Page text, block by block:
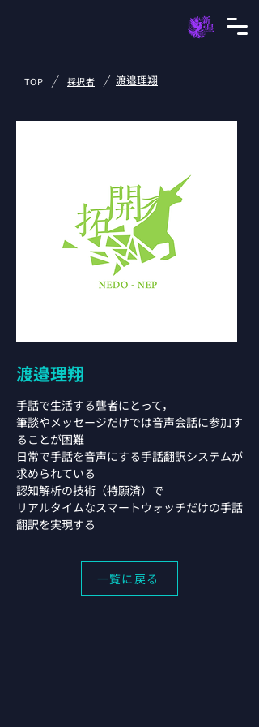
TOP / 採択者 / 渡邉理翔
渡邉理翔
手話で生活する聾者にとって，
筆談やメッセージだけでは音声会話に参加す
ることが困難
日常で手話を音声にする手話翻訳システムが
求められている
認知解析の技術（特願済）で
リアルタイムなスマートウォッチだけの手話
翻訳を実現する
一覧に戻る